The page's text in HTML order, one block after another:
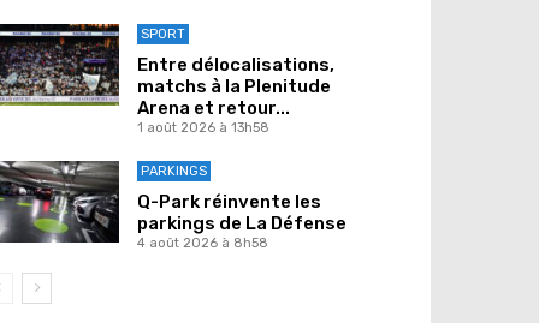
SPORT
Entre délocalisations,
matchs à la Plenitude
Arena et retour...
1 août 2026 à 13h58
PARKINGS
Q-Park réinvente les
parkings de La Défense
4 août 2026 à 8h58